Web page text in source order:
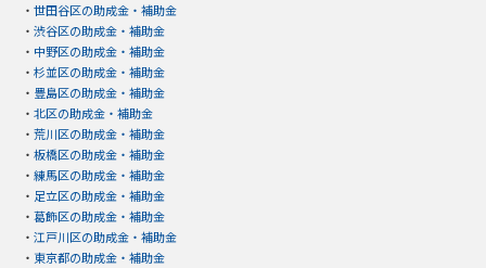
・ 世田谷区の助成金・補助金
・ 渋谷区の助成金・補助金
・ 中野区の助成金・補助金
・ 杉並区の助成金・補助金
・ 豊島区の助成金・補助金
・ 北区の助成金・補助金
・ 荒川区の助成金・補助金
・ 板橋区の助成金・補助金
・ 練馬区の助成金・補助金
・ 足立区の助成金・補助金
・ 葛飾区の助成金・補助金
・ 江戸川区の助成金・補助金
・ 東京都の助成金・補助金